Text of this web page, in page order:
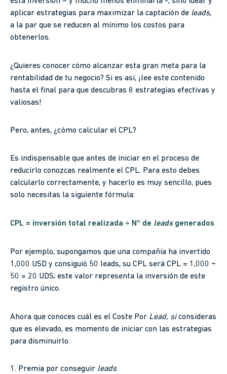
aplicar estrategias para maximizar la captación de leads,
a la par que se reducen al mínimo los costos para
obtenerlos.
¿Quieres conocer cómo alcanzar esta gran meta para la
rentabilidad de tu negocio? Si es así, ¡lee este contenido
hasta el final para que descubras 8 estrategias efectivas y
valiosas!
Pero, antes, ¿cómo calcular el CPL?
Es indispensable que antes de iniciar en el proceso de
reducirlo conozcas realmente el CPL. Para esto debes
calcularlo correctamente, y hacerlo es muy sencillo, pues
solo necesitas la siguiente fórmula:
CPL = inversión total realizada ÷ N° de leadsgenerados
Por ejemplo, supongamos que una compañía ha invertido
1,000 USD y consiguió 50 leads, su CPL será CPL = 1,000 ÷
50 = 20 UDS; este valor representa la inversión de este
registro único.
Ahora que conoces cuál es el Coste Por Lead, siconsideras
que es elevado, es momento de iniciar con las estrategias
para disminuirlo.
1. Premia por conseguir leads